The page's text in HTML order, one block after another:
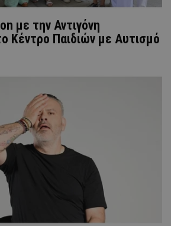
με την Αντιγόνη
Κέντρο Παιδιών με Αυτισμό